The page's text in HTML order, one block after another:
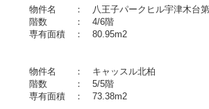
名 ： 八王子パークヒル宇津木台第
数 ： 4/6階
面積 ： 80.95m2
： キャッスル北柏
階数 ： 5/5階
面積 ： 73.38m2